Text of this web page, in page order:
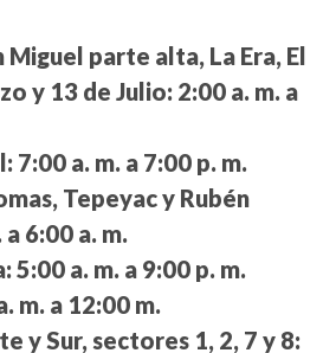
Miguel parte alta, La Era, El
y 13 de Julio: 2:00 a. m. a
7:00 a. m. a 7:00 p. m.
Tepeyac y Rubén
6:00 a. m.
5:00 a. m. a 9:00 p. m.
m. a 12:00 m.
y Sur, sectores 1, 2, 7 y 8: